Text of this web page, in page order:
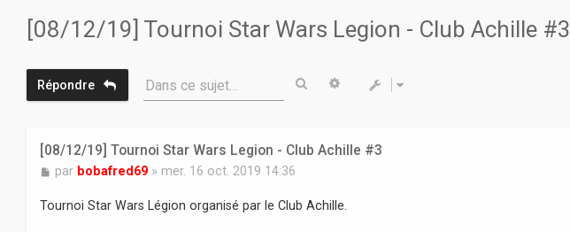
[08/12/19] Tournoi Star Wars Legion - Club Achille #3
Répondre Dans ce sujet… RechercherRecherche avancée
[08/12/19] Tournoi Star Wars Legion - Club Achille #3
M
s
s
par bobafred69» mer. 16 oct. 2019 14:36
Tournoi Star Wars Légion organisé par le Club Achille.